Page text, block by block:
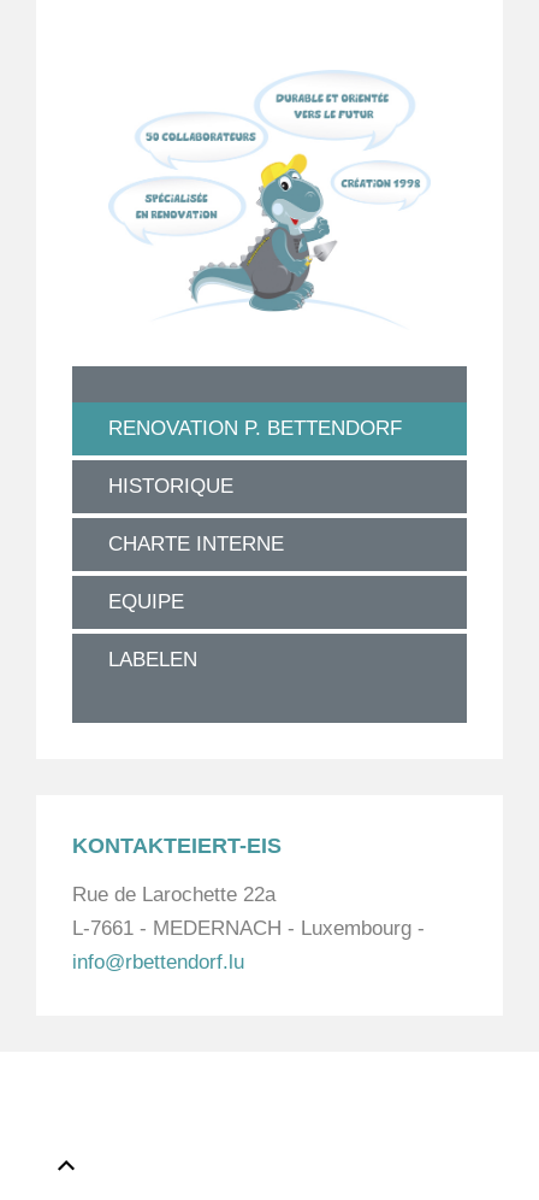
RENOVATION P. BETTENDORF
HISTORIQUE
CHARTE INTERNE
EQUIPE
LABELEN
KONTAKTEIERT-EIS
Rue de Larochette 22a
L-7661 - MEDERNACH - Luxembourg -
info@rbettendorf.lu